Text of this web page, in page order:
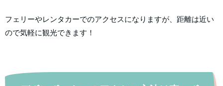
フェリーやレンタカーでのアクセスになりますが、距離は近い
ので気軽に観光できます！